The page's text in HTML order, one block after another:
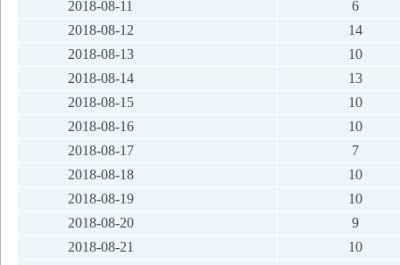
2018-08-11
6
2018-08-12
14
2018-08-13
10
2018-08-14
13
2018-08-15
10
2018-08-16
10
2018-08-17
7
2018-08-18
10
2018-08-19
10
2018-08-20
9
2018-08-21
10